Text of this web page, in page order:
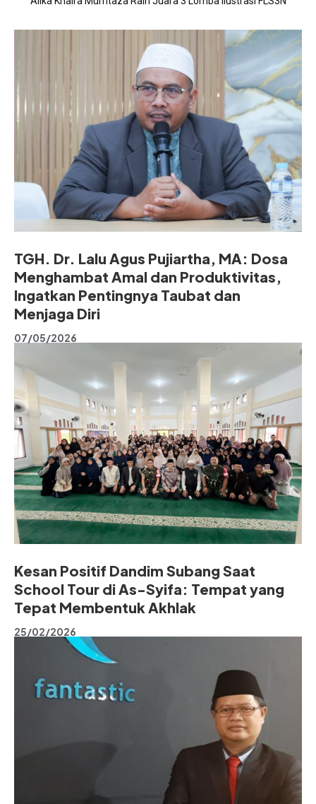
TGH. Dr. Lalu Agus Pujiartha, MA: Dosa
Menghambat Amal dan Produktivitas,
Ingatkan Pentingnya Taubat dan
Menjaga Diri
07/05/2026
Kesan Positif Dandim Subang Saat
School Tour di As-Syifa: Tempat yang
Tepat Membentuk Akhlak
25/02/2026